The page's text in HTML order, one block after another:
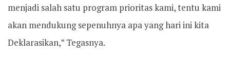
menjadi salah satu program prioritas kami, tentu kami
akan mendukung sepenuhnya apa yang hari ini kita
Deklarasikan,” Tegasnya.